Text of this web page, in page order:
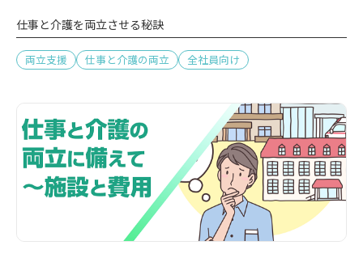
仕事と介護を両立させる秘訣
両立支援 仕事と介護の両立 全社員向け